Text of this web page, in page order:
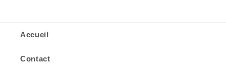
Accueil
Contact